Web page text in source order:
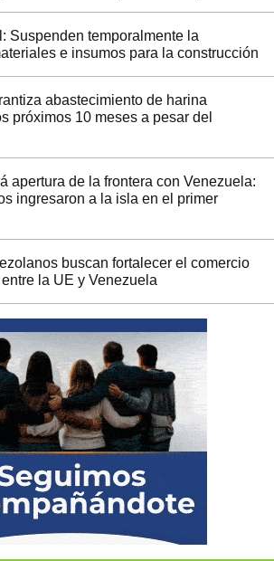
Suspenden temporalmente la
e insumos para la construcción
abastecimiento de harina
próximos 10 meses a pesar del
apertura de la frontera con Venezuela:
ingresaron a la isla en el primer
buscan fortalecer el comercio
la UE y Venezuela